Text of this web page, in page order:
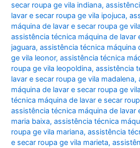
secar roupa ge vila indiana,
lavar e secar roupa ge vila ipojuca,
máquina de lavar e secar roupa ge
assistência técnica máquina de lavar
jaguara,assistência técnica máquina
ge vila leonor,assistência técnica
roupa ge vila leopoldina,assistência
lavar e secar roupa ge vila madalena,
máquina de lavar e secar roupa ge
técnica máquina de lavar e secar
assistência técnica máquina de lavar
maria baixa,assistência técnica
roupa ge vila mariana,assistência
e secar roupa ge vila marieta,